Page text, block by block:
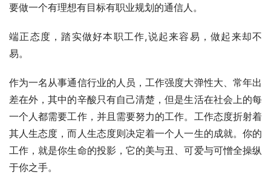
要做一个有理想有目标有职业规划的通信人。
端正态度，踏实做好本职工作,说起来容易，做起来却不
易。
作为一名从事通信行业的人员，工作强度大弹性大、常年出
差在外，其中的辛酸只有自己清楚，但是生活在社会上的每
一个人都需要工作，并且需要努力的工作。工作态度折射着
其人生态度，而人生态度则决定着一个人一生的成就。你的
工作，就是你生命的投影，它的美与丑、可爱与可憎全操纵
于你之手。